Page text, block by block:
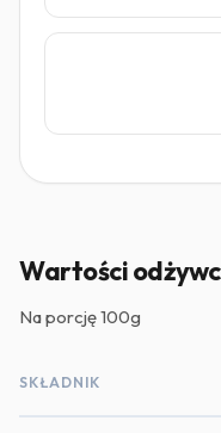
Wartości
Na porcję100g
SKŁADNIK